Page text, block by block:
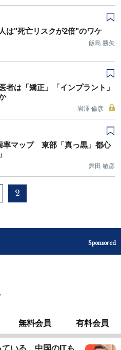
は"死亡リスクが2倍"のワケ
飯島 勝矢
者は「矯正」「インプラント」
岩澤 倫彦
率マップ 東部「真っ黒」都心
舞田 敏彦
2
Sponsored
無料会員 有料会員
ている…中国のITも